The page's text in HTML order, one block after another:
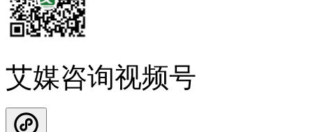
艾媒咨询视频号